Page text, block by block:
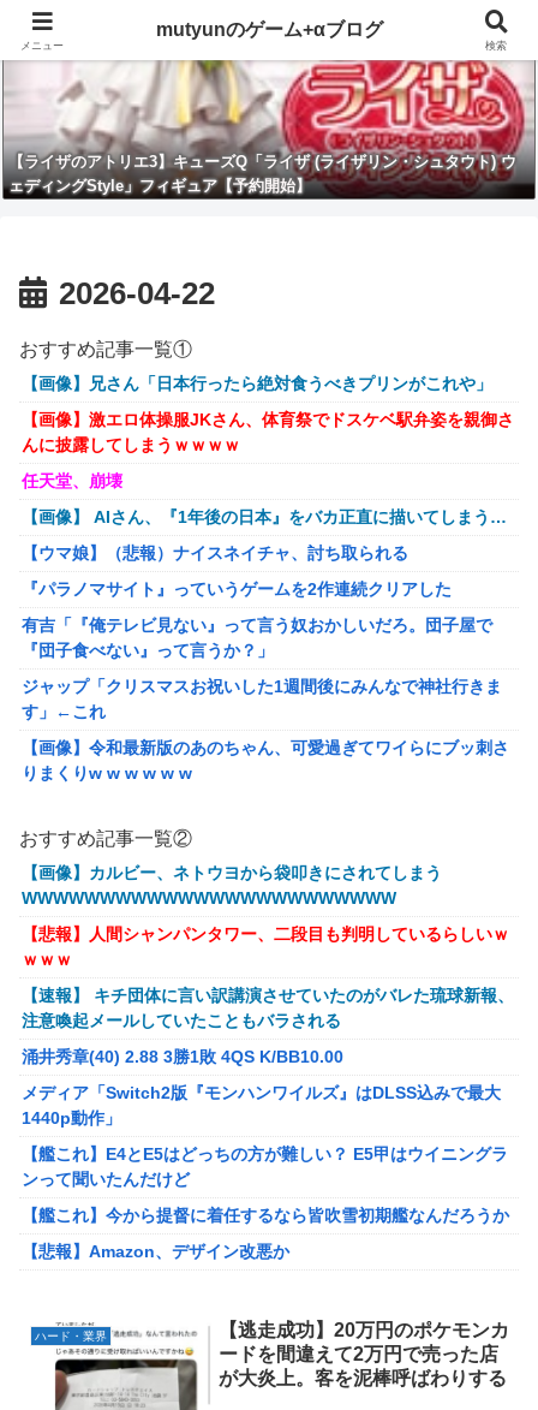
【ライザのアトリエ3】キューズQ「ライザ (ライザリン・シュタウト) ウ
ェディングStyle」フィギュア【予約開始】
2026-04-22
おすすめ記事一覧①
【画像】兄さん「日本行ったら絶対食うべきプリンがこれや」
【画像】激エロ体操服JKさん、体育祭でドスケベ駅弁姿を親御さ
んに披露してしまうｗｗｗｗ
任天堂、崩壊
【画像】 AIさん、『1年後の日本』をバカ正直に描いてしまう…
【ウマ娘】（悲報）ナイスネイチャ、討ち取られる
『パラノマサイト』っていうゲームを2作連続クリアした
有吉「『俺テレビ見ない』って言う奴おかしいだろ。団子屋で
『団子食べない』って言うか？」
ジャップ「クリスマスお祝いした1週間後にみんなで神社行きま
す」←これ
【画像】令和最新版のあのちゃん、可愛過ぎてワイらにブッ刺さ
りまくりw w w w w w
益を生み出していた
【爆笑ｗ】バッグひったくりを試みた男、バイクを盗られる！
【動画】新型のさすまた、限界突破www
メディア「Switch2版『モンハンワイルズ』はDLSS込みで最大
1440p動作」
【艦これ】E4とE5はどっちの方が難しい？ E5甲はウイニングラ
ンって聞いたんだけど
【艦これ】今から提督に着任するなら皆吹雪初期艦なんだろうか
【艦これ】バニ黒潮親潮 他
中西悠理アナ 袖口からインナーチラ見え！！
【ポケモンGO】リモート交換って 大半が交換レート合わせない
奴多くね？
【衝撃】クルタ族虐 殺の犯人、ツェリードニヒで確定！クロロの
演劇のせいで2人も無駄死ににwwww
死神のコスプレをして隣のビルの屋上から病院を眺めていた男を
逮捕ｗｗｗ
【画像】コスプレイヤーが死ぬ気で痩せた結果ｗｗｗｗ
おすすめ記事一覧②
【画像】カルビー、ネトウヨから袋叩きにされてしまう
WWWWWWWWWWWWWWWWWWWWWWWW
【悲報】人間シャンパンタワー、二段目も判明しているらしいｗ
ｗｗｗ
【速報】 キチ団体に言い訳講演させていたのがバレた琉球新報、
注意喚起メールしていたこともバラされる
涌井秀章(40) 2.88 3勝1敗 4QS K/BB10.00
メディア「Switch2版『モンハンワイルズ』はDLSS込みで最大
1440p動作」
【艦これ】E4とE5はどっちの方が難しい？ E5甲はウイニングラ
ンって聞いたんだけど
【艦これ】今から提督に着任するなら皆吹雪初期艦なんだろうか
【悲報】Amazon、デザイン改悪か
【画像】かつて天下を獲っていたYouTuberの現在ｗｗｗｗ
【速報】熊本イオンモール、爆発の原因は『これ』の可能性
ハード・業界
【逃走成功】20万円のポケモンカ
ードを間違えて2万円で売った店
が大炎上。客を泥棒呼ばわりする
メニュー
mutyunのゲーム+αブログ
検索